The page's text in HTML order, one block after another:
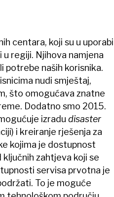
centara, koji su u uporabi
regiji. Njihova namjena
potrebe naših korisnika.
nudi smještaj,
što omogućava znatne
Dodatno smo 2015.
izradu disaster
i kreiranje rješenja za
kojima je dostupnost
zahtjeva koji se
servisa prvotna je
To je moguće